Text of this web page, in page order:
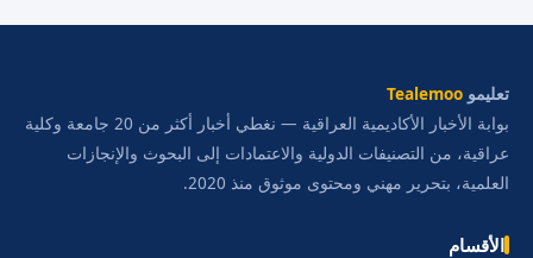
تعليمو Tealemoo
بوابة الأخبار الأكاديمية العراقية — نغطي أخبار أكثر من 20 جامعة وكلية
عراقية، من التصنيفات الدولية والاعتمادات إلى البحوث والإنجازات
العلمية، بتحرير مهني ومحتوى موثوق منذ 2020.
الأقسام